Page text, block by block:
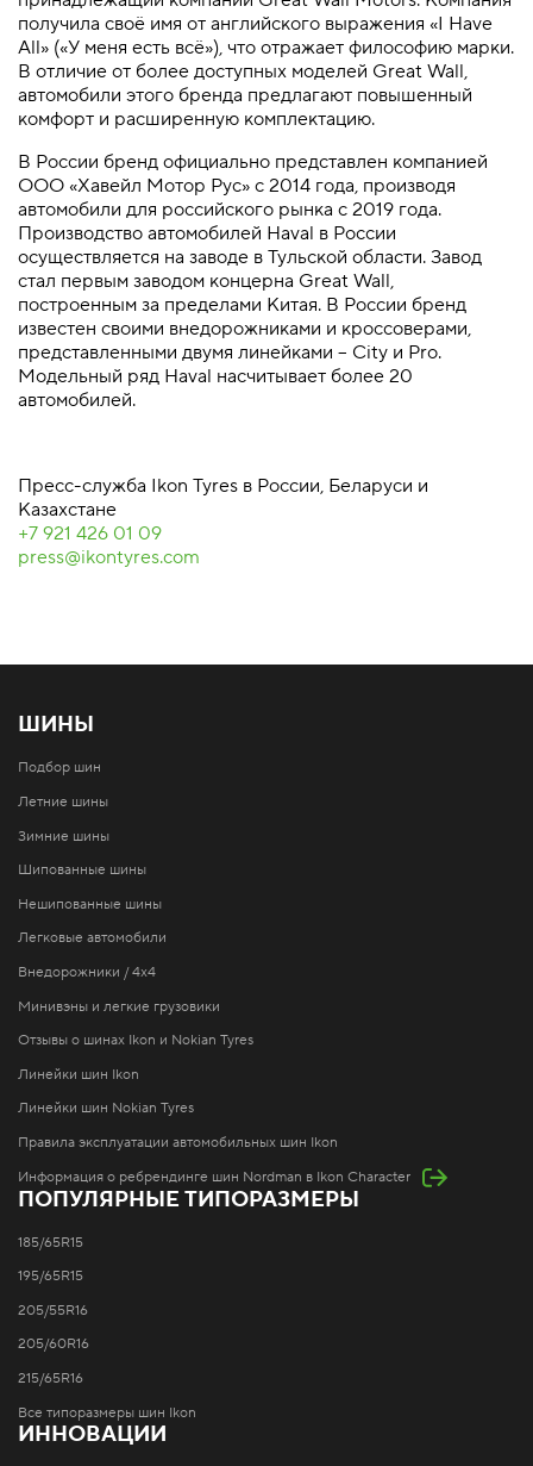
получила своё имя от английского выражения «I Have
All» («У меня есть всё»), что отражает философию марки.
В отличие от более доступных моделей Great Wall,
автомобили этого бренда предлагают повышенный
комфорт и расширенную комплектацию.
В России бренд официально представлен компанией
ООО «Хавейл Мотор Рус» с 2014 года, производя
автомобили для российского рынка с 2019 года.
Производство автомобилей Haval в России
осуществляется на заводе в Тульской области. Завод
стал первым заводом концерна Great Wall,
построенным за пределами Китая. В России бренд
известен своими внедорожниками и кроссоверами,
представленными двумя линейками – City и Pro.
Модельный ряд Haval насчитывает более 20
автомобилей.
Пресс-служба Ikon Tyres в России, Беларуси и
Казахстане
+7 921 426 01 09
press@ikontyres.com
ШИНЫ
Подбор шин
Летние шины
Зимние шины
Шипованные шины
Нешипованные шины
Легковые автомобили
Внедорожники / 4x4
Минивэны и легкие грузовики
Отзывы о шинах Ikon и Nokian Tyres
Линейки шин Ikon
Линейки шин Nokian Tyres
Правила эксплуатации автомобильных шин Ikon
Информация о ребрендинге шин Nordman в Ikon Character
ПОПУЛЯРНЫЕ ТИПОРАЗМЕРЫ
185/65R15
195/65R15
205/55R16
205/60R16
215/65R16
Все типоразмеры шин Ikon
ИННОВАЦИИ